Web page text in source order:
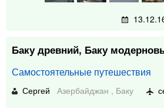
Баку древний, Баку
Самостоятельные путешествия
Сергей Азербайджан , Баку